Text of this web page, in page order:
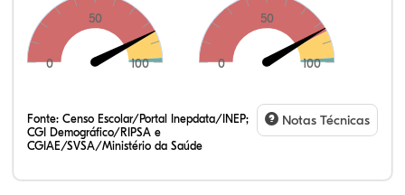
0
50
100 0
50
100
Fonte: Censo Escolar/Portal Inepdata/INEP;
CGI Demográfico/RIPSA e
CGIAE/SVSA/Ministério da Saúde
Notas Técnicas